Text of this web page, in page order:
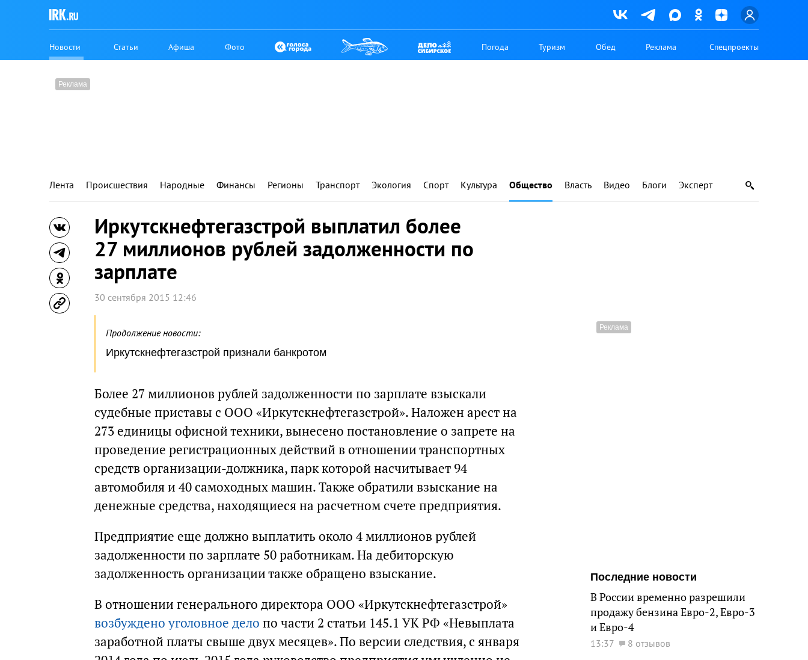
Новости Статьи Афиша Фото Погода Туризм Обед Реклама Спецпроекты
Лента Происшествия Народные Финансы Регионы Транспорт Экология Спорт Культура Общество Власть Видео Блоги Эксперт
Иркутскнефтегазстрой выплатил более
27 миллионов рублей задолженности по
зарплате
30 сентября 2015 12:46
Продолжение новости:
Иркутскнефтегазстрой признали банкротом
Более 27 миллионов рублей задолженности по зарплате взыскали
судебные приставы с ООО «Иркутскнефтегазстрой». Наложен арест на
273 единицы офисной техники, вынесено постановление о запрете на
проведение регистрационных действий в отношении транспортных
средств организации-должника, парк которой насчитывает 94
автомобиля и 40 самоходных машин. Также обратили взыскание на
денежные средства, находящиеся на расчетном счете предприятия.
Предприятие еще должно выплатить около 4 миллионов рублей
задолженности по зарплате 50 работникам. На дебиторскую
задолженность организации также обращено взыскание.
В отношении генерального директора ООО «Иркутскнефтегазстрой»
возбуждено уголовное дело по части 2 статьи 145.1 УК РФ «Невыплата
заработной платы свыше двух месяцев». По версии следствия, с января
Последние новости
В России временно разрешили
продажу бензина Евро-2, Евро-3
и Евро-4
13:37 8 отзывов